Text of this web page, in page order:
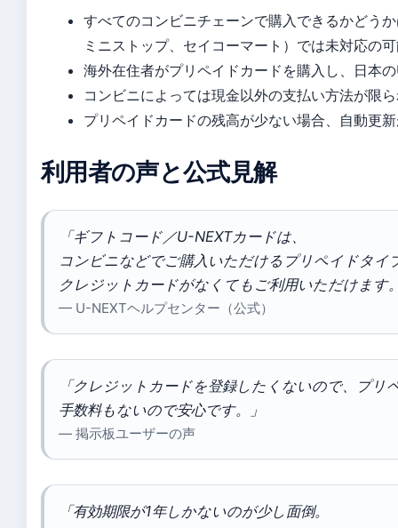
すべてのコンビニチェーンで購入できるかどう
ミニストップ、セイコーマート）では未対応の
海外在住者がプリペイドカードを購入し、日本
コンビニによっては現金以外の支払い方法が限
プリペイドカードの残高が少ない場合、自動更
利用者の声と公式見解
「ギフトコード／U-NEXTカードは、
コンビニなどでご購入いただけるプリペイドタイ
クレジットカードがなくてもご利用いただけます
— U-NEXTヘルプセンター（公式）
「クレジットカードを登録したくないので、プ
手数料もないので安心です。」
— 掲示板ユーザーの声
「有効期限が1年しかないのが少し面倒。